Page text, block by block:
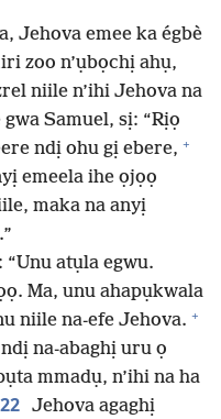
Jehova emee ka égbè
zoo n’ụbọchị ahụ,
niile n’ihi Jehova na
Samuel, sị: “Rịọ
ndị ohu gị ebere, +
emeela ihe ọjọọ
maka na anyị
atụla egwu.
Ma, unu ahapụkwala
niile na-efe Jehova. +
ndị na-abaghị uru ọ
mmadụ, n’ihi na ha
22 Jehova agaghị